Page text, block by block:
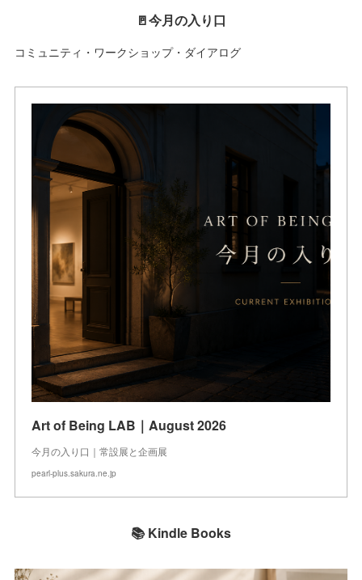
🚪今月の入り口
コミュニティ・ワークショップ・ダイアログ
Art of Being LAB｜August 2026
今月の入り口｜常設展と企画展
pearl-plus.sakura.ne.jp
📚 Kindle Books